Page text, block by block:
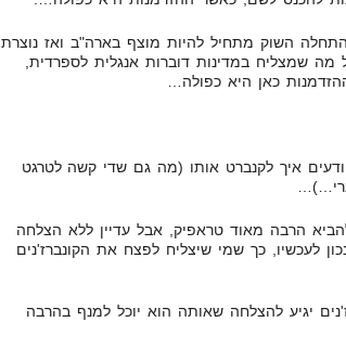
השוק מתחיל להיות מוצף בארה"ב ואז נוצרת
שמצליח במדינות דוברות אנגלית לספרדית,
כאן היא כפולה…
איך לקנברט אותו (מה גם שדי קשה לטרגט
הרבה מאוד טראפיק, אבל עדיין ללא הצלחה
לעכשיו, כך שמי שיצליח לפצח את הקונברז'נים
יגיע להצלחה שאותה הוא יוכל למנף בהרבה